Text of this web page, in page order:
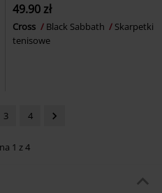
49.90 zł
Cross Black Sabbath
Skarpetki
tenisowe
3 4
1 z 4